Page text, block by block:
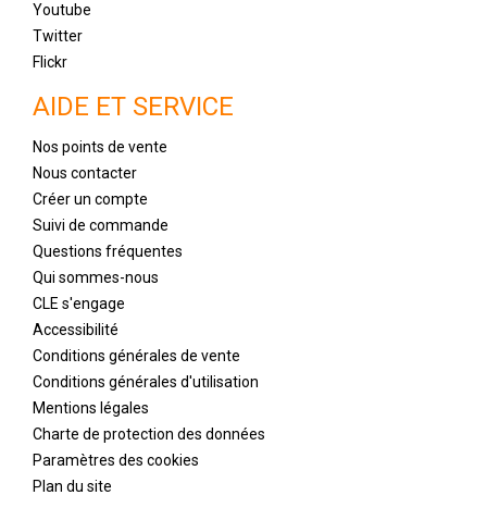
Youtube
Twitter
Flickr
AIDE ET SERVICE
Nos points de vente
Nous contacter
Créer un compte
Suivi de commande
Questions fréquentes
Qui sommes-nous
CLE s'engage
Accessibilité
Conditions générales de vente
Conditions générales d'utilisation
Mentions légales
Charte de protection des données
Paramètres des cookies
Plan du site